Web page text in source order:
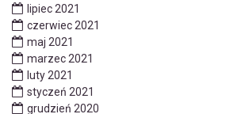
lipiec 2021
czerwiec 2021
maj 2021
marzec 2021
luty 2021
styczeń 2021
grudzień 2020